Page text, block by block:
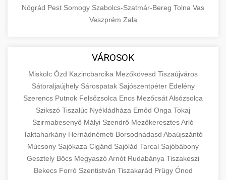
Nógrád Pest Somogy Szabolcs-Szatmár-Bereg Tolna Vas
Veszprém Zala
VÁROSOK
Miskolc Ózd Kazincbarcika Mezőkövesd Tiszaújváros
Sátoraljaújhely Sárospatak Sajószentpéter Edelény
Szerencs Putnok Felsőzsolca Encs MezőcsátAlsózsolca
Szikszó Tiszalúc Nyékládháza Emőd Onga Tokaj
Szirmabesenyő Mályi Szendrő MezőkeresztesArló
Taktaharkány Hernádnémeti Borsodnádasd Abaújszántó
Múcsony Sajókaza Cigánd Sajólád Tarcal Sajóbábony
Gesztely Bőcs MegyaszóArnót Rudabánya Tiszakeszi
Bekecs Forró Szentistván Tiszakarád Prügy Ónod